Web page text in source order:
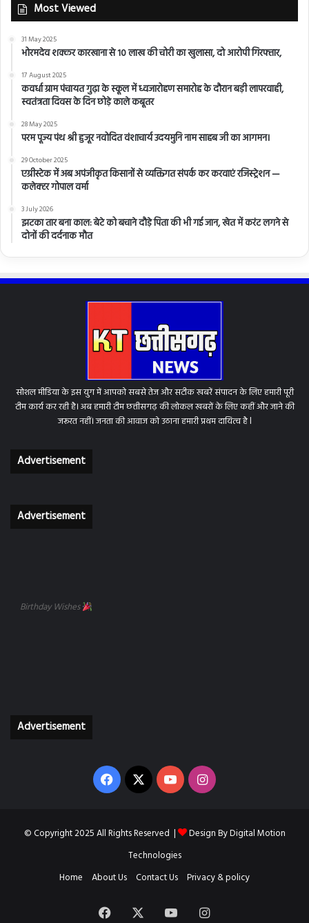
Most Viewed
31 May 2025
भोरमदेव शक्कर कारखाना से 10 लाख की चोरी का खुलासा, दो आरोपी गिरफ्तार,
17 August 2025
कवर्धा ग्राम पंचायत गुढ़ा के स्कूल में ध्वजारोहण समारोह के दौरान बड़ी लापरवाही,
स्वतंत्रता दिवस के दिन छोड़े काले कबूतर
28 May 2025
परम पूज्य पंथ श्री हुजूर नवोदित वंशाचार्य उदयमुनि नाम साहब जी का आगमन।
29 October 2025
एग्रीस्टेक में अब अपंजीकृत किसानों से व्यक्तिगत संपर्क कर करवाएं रजिस्ट्रेशन —
कलेक्टर गोपाल वर्मा
3 July 2026
झटका तार बना काल: बेटे को बचाने दौड़े पिता की भी गई जान, खेत में करंट लगने से
दोनों की दर्दनाक मौत
सोशल मीडिया के इस युग में आपको सबसे तेज और सटीक खबरें संपादन के लिए हमारी पूरी
टीम कार्य कर रही है। अब हमारी टीम छत्तीसगढ़ की लोकल खबरों के लिए कहीं और जाने की
जरूरत नहीं। जनता की आवाज को उठाना हमारी प्रथम दायित्व है l
Advertisement
Advertisement
Birthday Wishes
Advertisement
Facebook
X YouTubeInstagram
© Copyright 2025 All Rights Reserved | Design ByDigital Motion
Technologies
Home
About Us Contact Us Privacy & policy
Facebook YouTubeInstagram